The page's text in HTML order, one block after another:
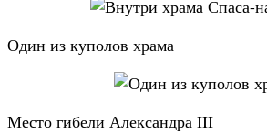
Один из куполов храма
Место гибели Александра III